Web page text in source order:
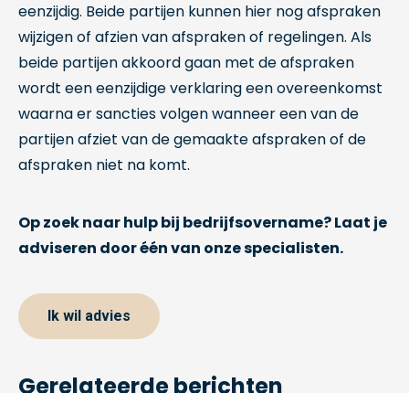
eenzijdig. Beide partijen kunnen hier nog afspraken
wijzigen of afzien van afspraken of regelingen. Als
beide partijen akkoord gaan met de afspraken
wordt een eenzijdige verklaring een overeenkomst
waarna er sancties volgen wanneer een van de
partijen afziet van de gemaakte afspraken of de
afspraken niet na komt.
Op zoek naar hulp bij bedrijfsovername? Laat je
adviseren door één van onze specialisten.
Ik wil advies
Gerelateerde berichten